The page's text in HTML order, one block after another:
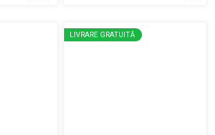
LIVRARE GRATUITĂ